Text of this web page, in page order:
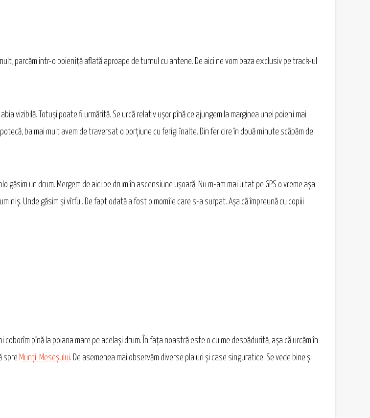
parcăm intr-o poieniță aflată aproape de turnul cu antene. De aici ne vom baza exclusiv pe track-ul
vizibilă. Totuși poate fi urmărită. Se urcă relativ ușor pînă ce ajungem la marginea unei poieni mai
ba mai mult avem de traversat o porțiune cu ferigi înalte. Din fericire în două minute scăpăm de
găsim un drum. Mergem de aici pe drum în ascensiune ușoară. Nu m-am mai uitat pe GPS o vreme așa
Unde găsim și vîrful. De fapt odată a fost o momîie care s-a surpat. Așa că împreună cu copiii
pînă la poiana mare pe același drum. În fața noastră este o culme despădurită, așa că urcăm în
spre Munții Meseșului. De asemenea mai observăm diverse plaiuri și case singuratice. Se vede bine și